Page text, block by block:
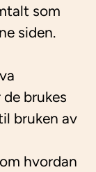
som
siden.
brukes
bruken av
hvordan